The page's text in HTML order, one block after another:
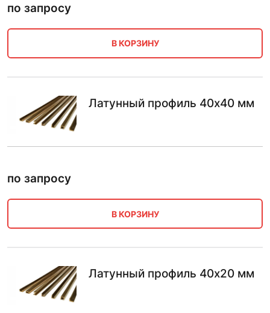
по запросу
В КОРЗИНУ
Латунный профиль 40х40 мм
по запросу
В КОРЗИНУ
Латунный профиль 40х20 мм